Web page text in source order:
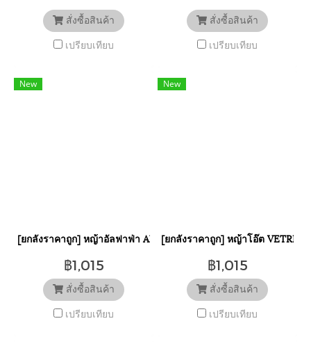
สั่งซื้อสินค้า
เปรียบเทียบ
สั่งซื้อสินค้า
เปรียบเทียบ
New
[ยกลังราคาถูก] หญ้าอัลฟาฟ่า Alfalfa Hay VETREC นำเข้าหญ้าจากอ
฿1,015
สั่งซื้อสินค้า
เปรียบเทียบ
New
[ยกลังราคาถูก] หญ้าโอ๊ต
฿1,015
สั่งซื้อสินค้า
เปรียบเทียบ